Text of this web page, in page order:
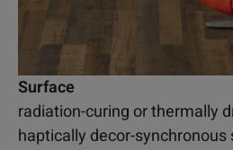
Surface
radiation-curing or thermally
haptically decor-synchronous